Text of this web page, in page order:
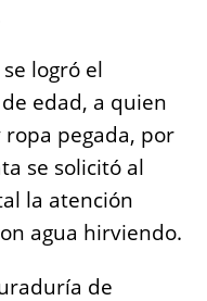
logró el
edad, a quien
pegada, por
se solicitó al
la atención
agua hirviendo.
de